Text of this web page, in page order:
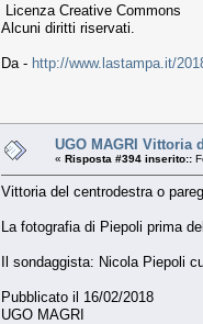
Licenza Creative Commons
Alcuni diritti riservati.
Da - http://www.lastampa.it/
UGO MAGRI Vittoria
« Risposta #394 inserito::
Vittoria del centrodestra o
La fotografia di Piepoli prima
Il sondaggista: Nicola Piepoli
Pubblicato il 16/02/2018
UGO MAGRI